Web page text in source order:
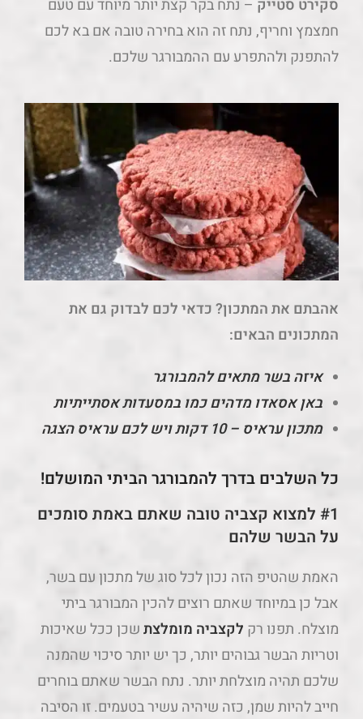
סקירט סטייק – נתח בקר קצת יותר מיוחד עם טעם
חמצמץ וחריף, נתח זה הוא בחירה טובה אם בא לכם
להתפנק ולהתפרע עם ההמבורגר שלכם.
אהבתם את המתכון? כדאי לכם לבדוק גם את
המתכונים הבאים:
איזה בשר מתאים להמבורגר
באן אסאדו מדהים כמו במסעדות אסתייתיות
מתכון עראיס – 10 דקות ויש לכם עראיס הצגה
כל השלבים בדרך להמבורגר הביתי המושלם!
#1 למצוא קצביה טובה שאתם באמת סומכים
על הבשר שלהם
האמת שהטיפ הזה נכון לכל סוג של מתכון עם בשר,
אבל כן במיוחד שאתם רוצים להכין המבורגר ביתי
מוצלח. תפנו רק לקצביה מומלצתשכן ככל שאיכות
וטריות הבשר גבוהים יותר, כך יש יותר סיכוי שהמנה
שלכם תהיה מוצלחת יותר. נתח הבשר שאתם בוחרים
חייב להיות שמן, כזה שיהיה עשיר בטעמים. זו הסיבה